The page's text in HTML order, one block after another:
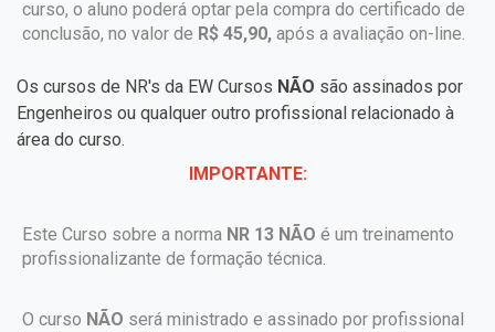
curso, o aluno poderá optar pela compra do certificado de
conclusão, no valor de R$ 45,90, após a avaliação on-line.
Os cursos de NR's da EW Cursos NÃO são assinados por
Engenheiros ou qualquer outro profissional relacionado à
área do curso.
IMPORTANTE:
Este Curso sobre a norma NR 13 NÃO é um treinamento
profissionalizante de formação técnica.
O curso NÃO será ministrado e assinado por profissional